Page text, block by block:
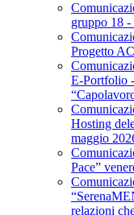
gruppo 18
Progetto
E-Portfolio
Hosting
maggio
Pace”
relazioni